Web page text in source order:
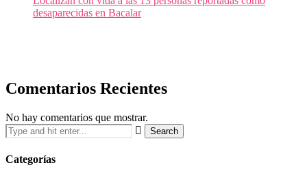
desaparecidas en Bacalar
Comentarios Recientes
No hay comentarios que mostrar.
Categorías